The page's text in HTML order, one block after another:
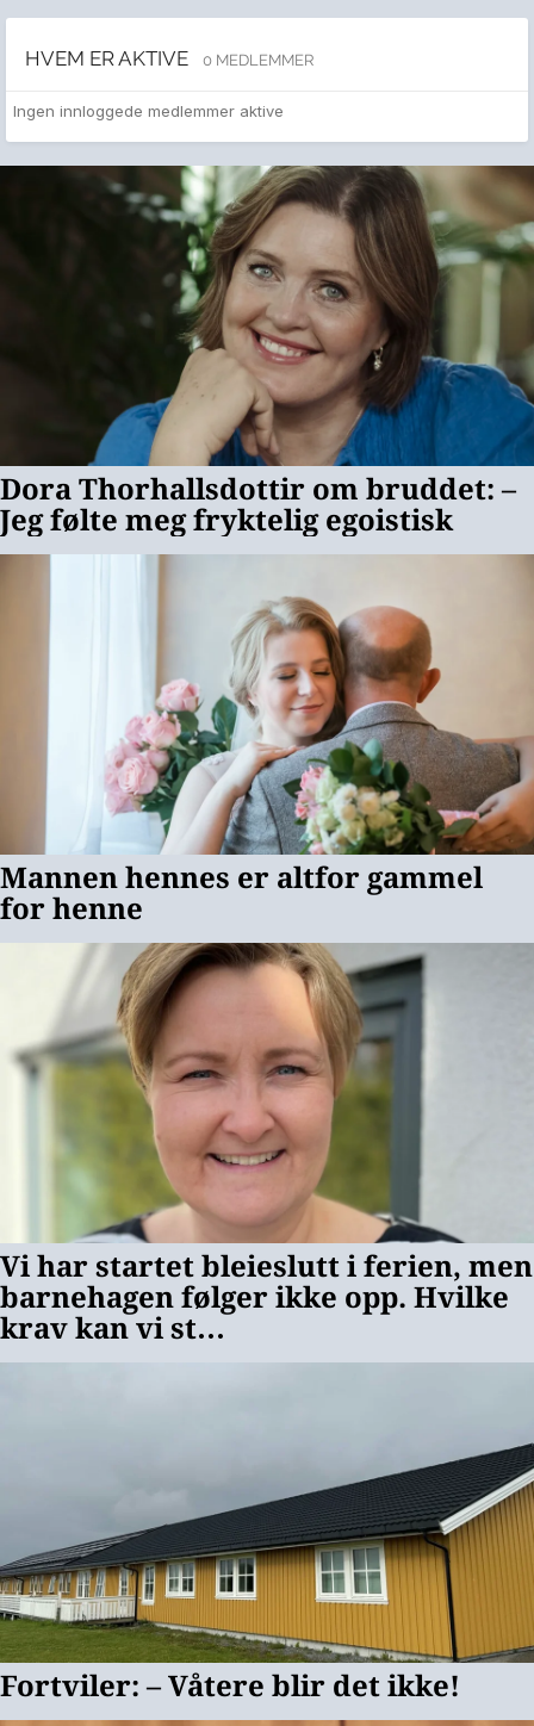
HVEM ER AKTIVE 0 MEDLEMMER
Ingen innloggede medlemmer aktive